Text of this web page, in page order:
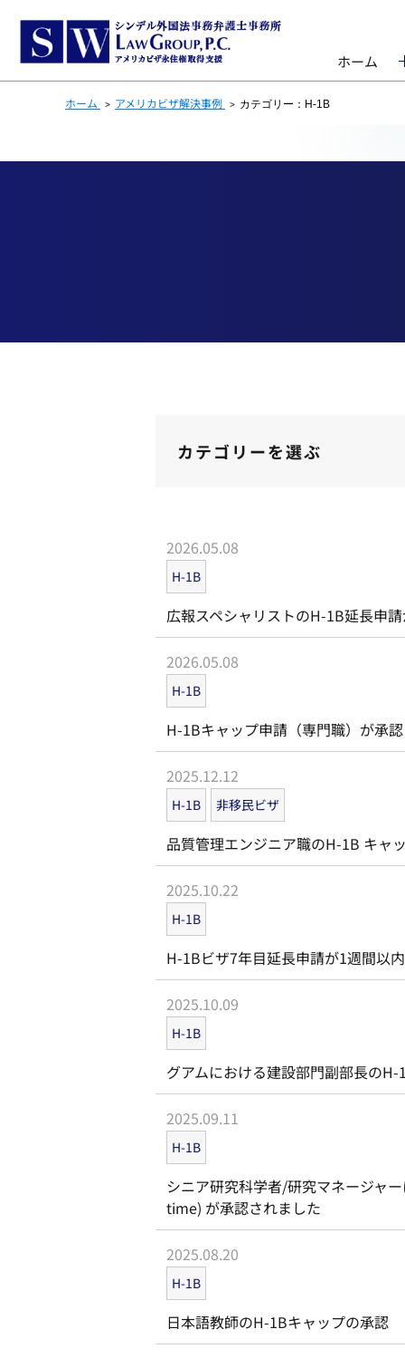
ホーム
ホーム アメリカビザ解決事例 カテゴリー：H-1B
カテゴリーを選ぶ
2026.05.08
H-1B
広報スペシャリストのH-1B延長申
2026.05.08
H-1B
H-1Bキャップ申請（専門職）が承
2025.12.12
H-1B 非移民ビザ
品質管理エンジニア職のH-1B キャ
2025.10.22
H-1B
H-1Bビザ7年目延長申請が1週間以
2025.10.09
H-1B
グアムにおける建設部門副部長の
2025.09.11
H-1B
シニア研究科学者/研究マネージャ
time) が承認されました
2025.08.20
H-1B
日本語教師のH-1Bキャップの承認